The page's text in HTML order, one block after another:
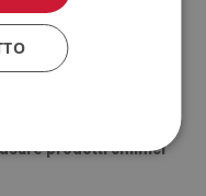
dovuto al trascorrere
a reclami.
prodotti chimici